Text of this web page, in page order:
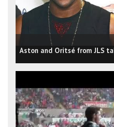
Aston and Oritsé from JLS